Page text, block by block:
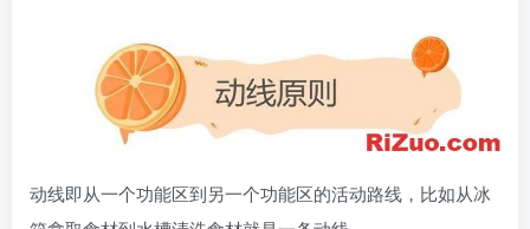
动线即从一个功能区到另一个功能区的活动路线，比如从冰